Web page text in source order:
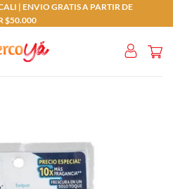
| ENVIO GRATIS A PARTIR DE
$50.000